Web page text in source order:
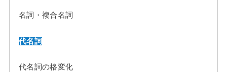
名詞・複合名詞
代名詞
代名詞の格変化